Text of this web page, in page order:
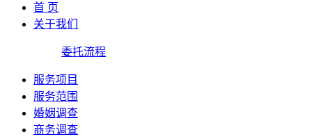
首 页
关于我们
委托流程
服务项目
服务范围
婚姻调查
商务调查